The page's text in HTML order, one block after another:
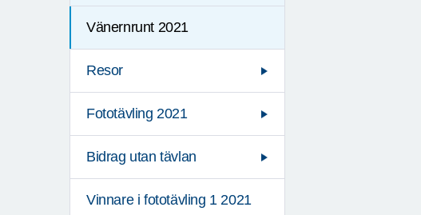
Vänernrunt 2021
Resor
Fototävling 2021
Bidrag utan tävlan
Vinnare i fototävling 1 2021